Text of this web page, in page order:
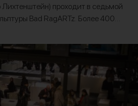
проходит в седьмой
Bad RagARTz. Более 400